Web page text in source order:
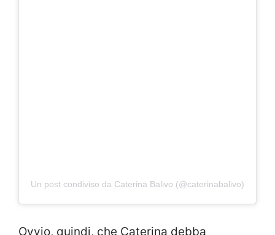
Un post condiviso da Caterina Balivo (@caterinabalivo)
Ovvio, quindi, che Caterina debba